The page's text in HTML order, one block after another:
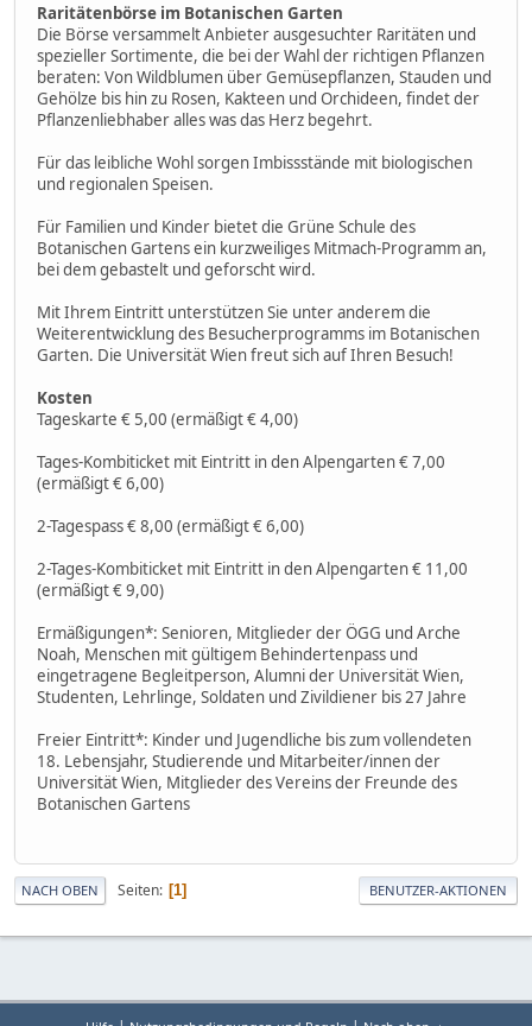
Raritätenbörse im Botanischen Garten
Die Börse versammelt Anbieter ausgesuchter Raritäten und
spezieller Sortimente, die bei der Wahl der richtigen Pflanzen
beraten: Von Wildblumen über Gemüsepflanzen, Stauden und
Gehölze bis hin zu Rosen, Kakteen und Orchideen, findet der
Pflanzenliebhaber alles was das Herz begehrt.
Für das leibliche Wohl sorgen Imbissstände mit biologischen
und regionalen Speisen.
Für Familien und Kinder bietet die Grüne Schule des
Botanischen Gartens ein kurzweiliges Mitmach-Programm an,
bei dem gebastelt und geforscht wird.
Mit Ihrem Eintritt unterstützen Sie unter anderem die
Weiterentwicklung des Besucherprogramms im Botanischen
Garten. Die Universität Wien freut sich auf Ihren Besuch!
Kosten
Tageskarte € 5,00 (ermäßigt € 4,00)
Tages-Kombiticket mit Eintritt in den Alpengarten € 7,00
(ermäßigt € 6,00)
2-Tagespass € 8,00 (ermäßigt € 6,00)
2-Tages-Kombiticket mit Eintritt in den Alpengarten € 11,00
(ermäßigt € 9,00)
Ermäßigungen*: Senioren, Mitglieder der ÖGG und Arche
Noah, Menschen mit gültigem Behindertenpass und
eingetragene Begleitperson, Alumni der Universität Wien,
Studenten, Lehrlinge, Soldaten und Zivildiener bis 27 Jahre
Freier Eintritt*: Kinder und Jugendliche bis zum vollendeten
18. Lebensjahr, Studierende und Mitarbeiter/innen der
Universität Wien, Mitglieder des Vereins der Freunde des
Botanischen Gartens
NACH OBEN Seiten 1 BENUTZER-AKTIONEN